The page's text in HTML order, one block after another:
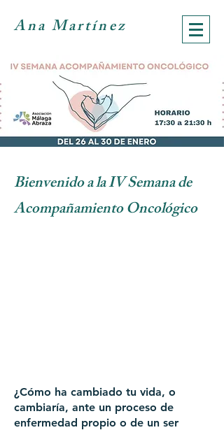
Ana Martínez
Bienvenido a la IV Semana de
Acompañamiento Oncológico
¿Cómo ha cambiado tu vida, o
cambiaría, ante un proceso de
enfermedad propio o de un ser